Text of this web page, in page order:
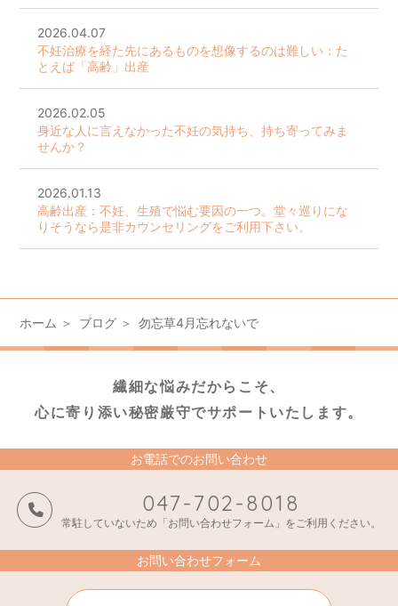
2026.04.07
不妊治療を経た先にあるものを想像するのは難しい：た
とえば「高齢」出産
2026.02.05
身近な人に言えなかった不妊の気持ち、持ち寄ってみま
せんか？
2026.01.13
高齢出産：不妊、生殖で悩む要因の一つ。堂々巡りにな
りそうなら是非カウンセリングをご利用下さい。
ホーム ブログ 勿忘草4月忘れないで
繊細な悩みだからこそ、
心に寄り添い秘密厳守でサポートいたします。
お電話でのお問い合わせ
047-702-8018
常駐していないため「お問い合わせフォーム」をご利用ください。
お問い合わせフォーム